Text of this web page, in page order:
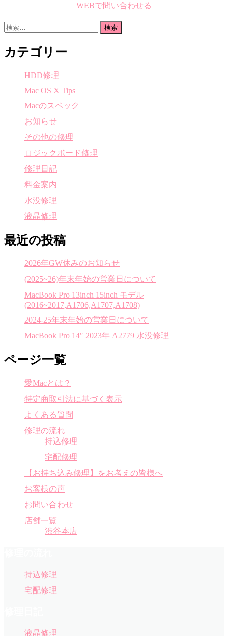
WEBで問い合わせる
検
カテゴリー
HDD修理
Mac OS X Tips
Macのスペック
お知らせ
その他の修理
ロジックボード修理
修理日記
料金案内
水没修理
液晶修理
最近の投稿
2026年GW休みのお知らせ
(2025~26)年末年始の営業日について
MacBook Pro 13inch 15inch モデル
(2016~2017,A1706,A1707,A1708)
2024-25年末年始の営業日について
MacBook Pro 14″ 2023年 A2779 水没修理
ページ一覧
愛Macとは？
特定商取引法に基づく表示
よくある質問
修理の流れ
持込修理
宅配修理
【お持ち込み修理】をお考えの皆様へ
お客様の声
お問い合わせ
店舗一覧
渋谷本店
持込修理
宅配修理
液晶修理